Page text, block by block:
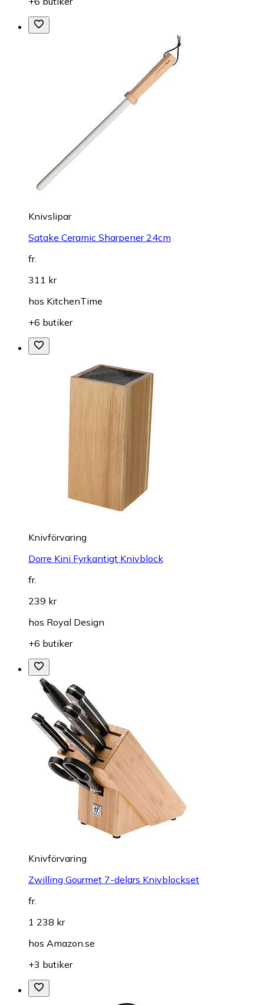
Knivslipar
Satake Ceramic Sharpener 24cm
fr.
311 kr
hos KitchenTime
+6 butiker
Knivförvaring
Dorre Kini Fyrkantigt Knivblock
fr.
239 kr
hos Royal Design
+6 butiker
Knivförvaring
Zwilling Gourmet 7-delars Knivblockset
fr.
1 238 kr
hos Amazon.se
+3 butiker